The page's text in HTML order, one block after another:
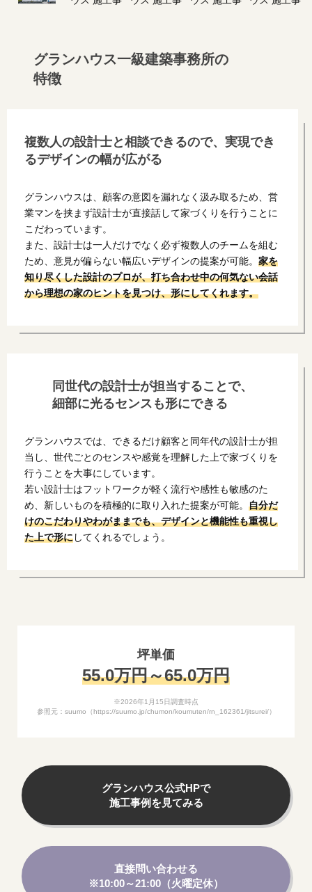
グランハウス一級建築事務所の
特徴
複数人の設計士と相談できるので、 実現でき
るデザインの幅が広がる
グランハウスは、顧客の意図を漏れなく汲み取るため、営
業マンを挟まず設計士が直接話して家づくりを行うことに
こだわっています。
また、設計士は一人だけでなく必ず複数人のチームを組む
ため、意見が偏らない幅広いデザインの提案が可能。 家を
知り尽くした設計のプロが、打ち合わせ中の何気ない会話
から理想の家のヒントを見つけ、形にしてくれます。
同世代の設計士が担当することで、
細部に光るセンスも形にできる
グランハウスでは、できるだけ顧客と同年代の設計士が担
当し、世代ごとのセンスや感覚を理解した上で家づくりを
行うことを大事にしています。
若い設計士はフットワークが軽く流行や感性も敏感のた
め、新しいものを積極的に取り入れた提案が可能。 自分だ
けのこだわりやわがままでも、デザインと機能性も重視し
た上で形にしてくれるでしょう。
坪単価
55.0万円～65.0万円
※2026年1月15日調査時点
参照元：suumo（https://suumo.jp/chumon/koumuten/rn_162361/jitsurei/）
グランハウス公式HPで
施工事例を見てみる
直接問い合わせる
※10:00～21:00（火曜定休）